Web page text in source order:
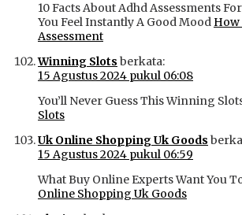
10 Facts About Adhd Assessments
You Feel Instantly A Good Mood How
Assessment
Winning Slots berkata:
15 Agustus 2024 pukul 06:08
You’ll Never Guess This Winning
Slots
Uk Online Shopping Uk Goods
15 Agustus 2024 pukul 06:59
What Buy Online Experts Want You
Online Shopping Uk Goods